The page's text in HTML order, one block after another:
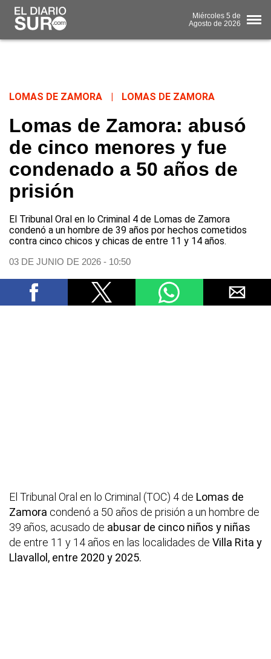
Miércoles 5 de
Agosto de 2026
LOMAS DE ZAMORA LOMAS DE ZAMORA
Lomas de Zamora: abusó
de cinco menores y fue
condenado a 50 años de
prisión
El Tribunal Oral en lo Criminal 4 de Lomas de Zamora
condenó a un hombre de 39 años por hechos cometidos
contra cinco chicos y chicas de entre 11 y 14 años.
03 DE JUNIO DE 2026 - 10:50
El Tribunal Oral en lo Criminal (TOC) 4 de Lomas de
Zamora condenó a 50 años de prisión a un hombre de
39 años, acusado de abusar de cinco niños y niñas
de entre 11 y 14 años en las localidades de Villa Rita y
Llavallol, entre 2020 y 2025.